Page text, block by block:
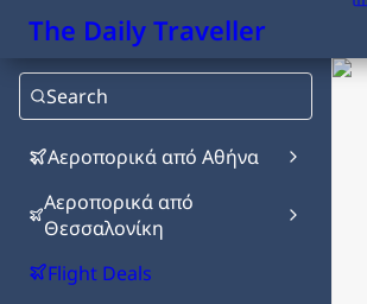
The Daily Traveller
Search
Αεροπορικά από Αθήνα
Αεροπορικά από
Θεσσαλονίκη
Flight Deals